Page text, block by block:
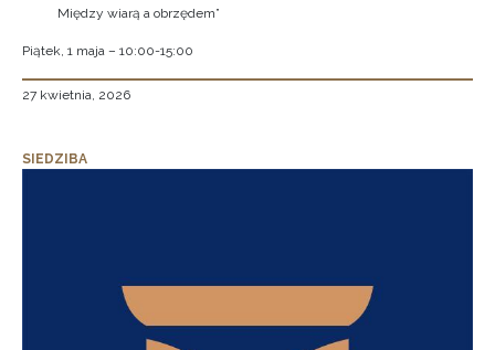
Między wiarą a obrzędem”
Piątek, 1 maja – 10:00-15:00
27 kwietnia, 2026
SIEDZIBA